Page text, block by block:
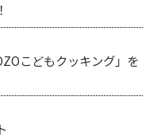
こどもクッキング」を